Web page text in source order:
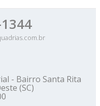
- Bairro Santa Rita
(SC)